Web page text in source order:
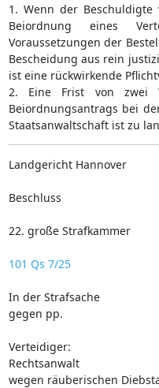
1. Wenn der
Beiordnung eines
Voraussetzungen der
Bescheidung aus rein
ist eine rückwirkende
2. Eine Frist von zwei
Beiordnungsantrags bei
Staatsanwaltschaft ist zu
Landgericht Hannover
Beschluss
22. große Strafkammer
101 Qs 7/25
In der Strafsache
gegen pp.
Verteidiger:
Rechtsanwalt
wegen räuberischen